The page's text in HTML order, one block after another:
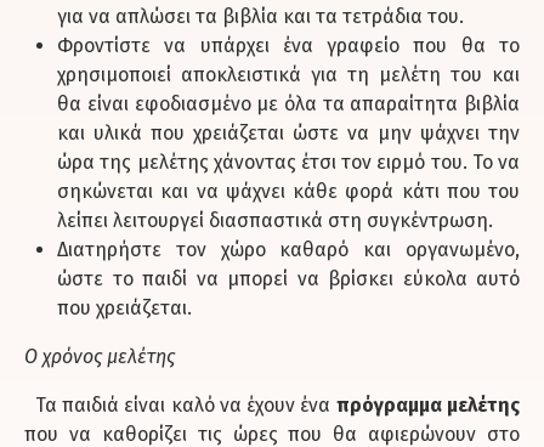
για να απλώσει τα βιβλία και τα τετράδια του.
Φροντίστε να υπάρχει ένα γραφείο που θα το
χρησιμοποιεί αποκλειστικά για τη μελέτη του και
θα είναι εφοδιασμένο με όλα τα απαραίτητα βιβλία
και υλικά που χρειάζεται ώστε να μην ψάχνει την
ώρα της μελέτης χάνοντας έτσι τον ειρμό του. Το να
σηκώνεται και να ψάχνει κάθε φορά κάτι που του
λείπει λειτουργεί διασπαστικά στη συγκέντρωση.
Διατηρήστε τον χώρο καθαρό και οργανωμένο,
ώστε το παιδί να μπορεί να βρίσκει εύκολα αυτό
που χρειάζεται.
Ο χρόνος μελέτης
Τα παιδιά είναι καλό να έχουν ένα πρόγραμμα μελέτης
που να καθορίζει τις ώρες που θα αφιερώνουν στο